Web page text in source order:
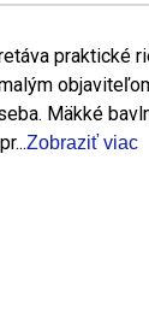
praktické
Mäkké
Zobraziť viac